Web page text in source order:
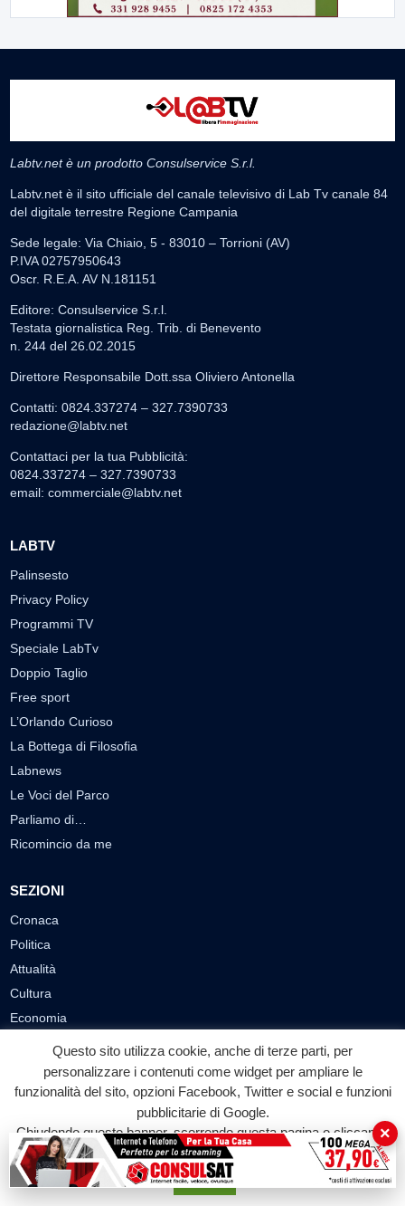
Labtv.net è un prodotto Consulservice S.r.l.
Labtv.net è il sito ufficiale del canale televisivo di Lab Tv canale 84
del digitale terrestre Regione Campania
Sede legale: Via Chiaio, 5 - 83010 – Torrioni (AV)
P.IVA 02757950643
Oscr. R.E.A. AV N.181151
Editore: Consulservice S.r.l.
Testata giornalistica Reg. Trib. di Benevento
n. 244 del 26.02.2015
Direttore Responsabile Dott.ssa Oliviero Antonella
Contatti: 0824.337274 – 327.7390733
redazione@labtv.net
Contattaci per la tua Pubblicità:
0824.337274 – 327.7390733
email: commerciale@labtv.net
LABTV
Palinsesto
Privacy Policy
Programmi TV
Speciale LabTv
Doppio Taglio
Free sport
L’Orlando Curioso
La Bottega di Filosofia
Labnews
Le Voci del Parco
Parliamo di…
Ricomincio da me
SEZIONI
Cronaca
Politica
Attualità
Cultura
Economia
Eventi
Video Cronaca
Video Politica
Video Attualità
Questo sito utilizza cookie, anche di terze parti, per
personalizzare i contenuti come widget per ampliare le
funzionalità del sito, opzioni Facebook, Twitter e social e funzioni
pubblicitarie di Google.
Chiudendo questo banner, scorrendo questa pagina o cliccando
su qualunque suo elemento acconsenti all'uso dei cookie.
Accetta
×